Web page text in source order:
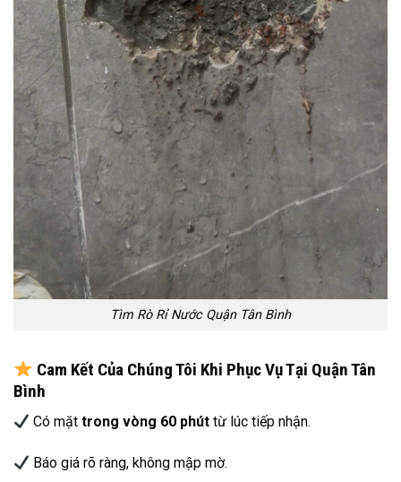
Tìm Rò Rỉ Nước Quận Tân Bình
Cam Kết Của Chúng Tôi Khi Phục Vụ Tại Quận Tân
Bình
Có mặttrong vòng 60 phút từ lúc tiếp nhận.
Báo giá rõ ràng, không mập mờ.